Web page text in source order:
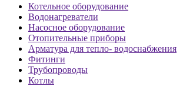
Котельное оборудование
Водонагреватели
Насосное оборудование
Отопительные приборы
Арматура для тепло- водоснабжения
Фитинги
Трубопроводы
Котлы